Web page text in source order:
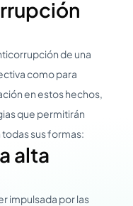
de una
como para
en estos hechos,
que permitirán
sus formas:
alta
impulsada por las